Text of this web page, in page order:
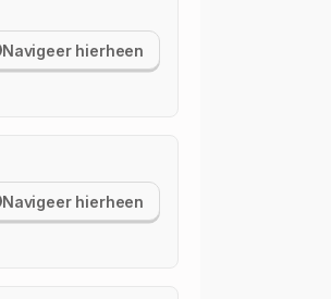
Navigeer hierheen
Navigeer hierheen